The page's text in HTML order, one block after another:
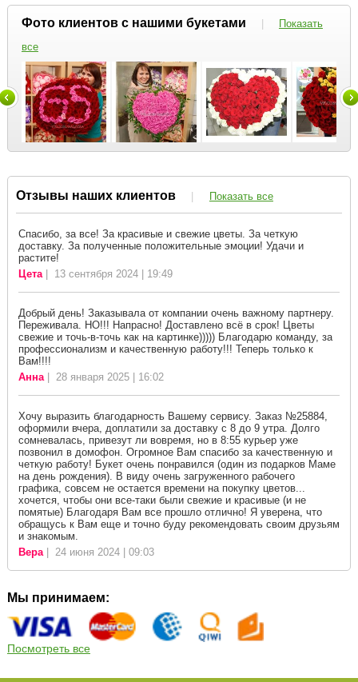
Фото клиентов с нашими букетами |
Показать
все
Отзывы наших клиентов | Показать все
Спасибо, за все! За красивые и свежие цветы. За четкую
доставку. За полученные положительные эмоции! Удачи и
растите!
Цета| 13 сентября 2024 | 19:49
Добрый день! Заказывала от компании очень важному партнеру.
Переживала. НО!!! Напрасно! Доставлено всё в срок! Цветы
свежие и точь-в-точь как на картинке))))) Благодарю команду, за
профессионализм и качественную работу!!! Теперь только к
Вам!!!!
Анна| 28 января 2025 | 16:02
Хочу выразить благодарность Вашему сервису. Заказ №25884,
оформили вчера, доплатили за доставку с 8 до 9 утра. Долго
сомневалась, привезут ли вовремя, но в 8:55 курьер уже
позвонил в домофон. Огромное Вам спасибо за качественную и
четкую работу! Букет очень понравился (один из подарков Маме
на день рождения). В виду очень загруженного рабочего
графика, совсем не остается времени на покупку цветов...
хочется, чтобы они все-таки были свежие и красивые (и не
помятые) Благодаря Вам все прошло отлично! Я уверена, что
обращусь к Вам еще и точно буду рекомендовать своим друзьям
и знакомым.
Вера| 24 июня 2024 | 09:03
Мы принимаем:
Посмотреть все